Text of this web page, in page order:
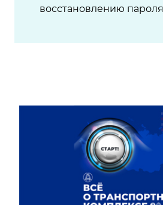
восстановлению пароля